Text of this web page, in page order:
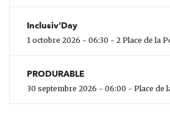
Inclusiv'Day
1 octobre 2026 - 06:30 - 2 Place de la
PRODURABLE
30 septembre 2026 - 06:00 - Place de